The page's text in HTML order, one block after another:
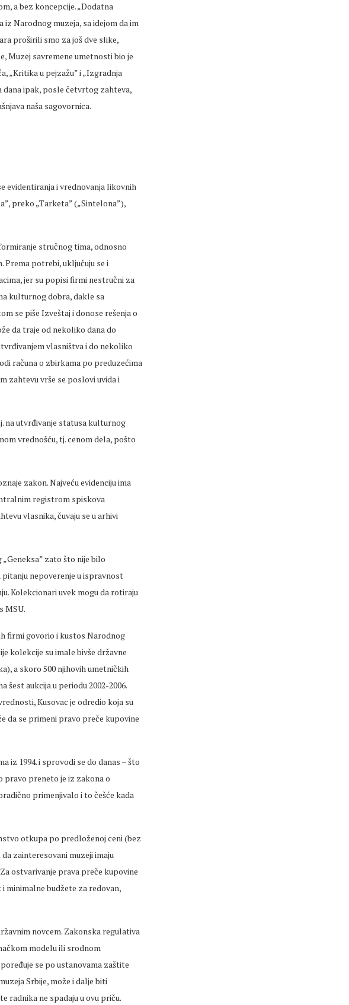
a bez koncepcije. „Dodatna
Narodnog muzeja, sa idejom da im
proširili smo za još dve slike,
Muzej savremene umetnosti bio je
„Kritika u pejzažu” i „Izgradnja
dana ipak, posle četvrtog zahteva,
naša sagovornica.
evidentiranja i vrednovanja likovnih
preko „Tarketa” („Sintelona”),
stručnog tima, odnosno
Prema potrebi, uključuju se i
jer su popisi firmi nestručni za
kulturnog dobra, dakle sa
se piše Izveštaj i donose rešenja o
da traje od nekoliko dana do
vlasništva i do nekoliko
računa o zbirkama po preduzećima
zahtevu vrše se poslovi uvida i
na utvrđivanje statusa kulturnog
vrednošću, tj. cenom dela, pošto
zakon. Najveću evidenciju ima
registrom spiskova
vlasnika, čuvaju se u arhivi
zato što nije bilo
nepoverenje u ispravnost
Kolekcionari uvek mogu da rotiraju
MSU.
firmi govorio i kustos Narodnog
kolekcije su imale bivše državne
a skoro 500 njihovih umetničkih
šest aukcija u periodu 2002-2006.
Kusovac je odredio koja su
da se primeni pravo preče kupovine
iz 1994. i sprovodi se do danas – što
pravo preneto je iz zakona o
primenjivalo i to češće kada
otkupa po predloženoj ceni (bez
zainteresovani muzeji imaju
ostvarivanje prava preče kupovine
minimalne budžete za redovan,
novcem. Zakonska regulativa
modelu ili srodnom
se po ustanovama zaštite
Srbije, može i dalje biti
radnika ne spadaju u ovu priču.